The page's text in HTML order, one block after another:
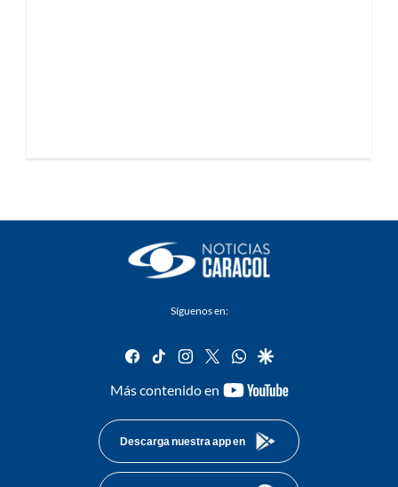
Síguenos en:
facebook
tiktok instagram
twitterwhatsapp
google
Más contenido en
youtube-
Descarga nuestra app en